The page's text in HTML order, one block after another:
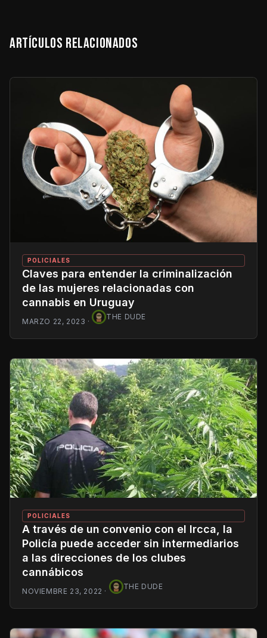
ARTÍCULOS RELACIONADOS
POLICIALES
Claves para entender la criminalización
de las mujeres relacionadas con
cannabis en Uruguay
MARZO 22, 2023 ·
THE DUDE
POLICIALES
A través de un convenio con el Ircca, la
Policía puede acceder sin intermediarios
a las direcciones de los clubes
cannábicos
NOVIEMBRE 23, 2022 ·
THE DUDE